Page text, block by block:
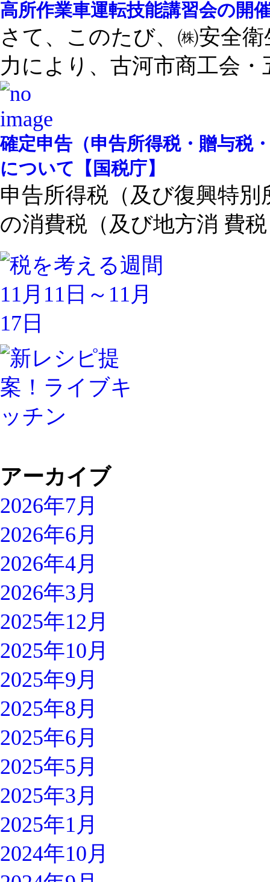
高所作業車運転技能講習会の開
さて、このたび、㈱安全
力により、古河市商工会・
確定申告（申告所得税・贈与税
について【国税庁】
申告所得税（及び復興特
の消費税（及び地方消 費税
アーカイブ
2026年7月
2026年6月
2026年4月
2026年3月
2025年12月
2025年10月
2025年9月
2025年8月
2025年6月
2025年5月
2025年3月
2025年1月
2024年10月